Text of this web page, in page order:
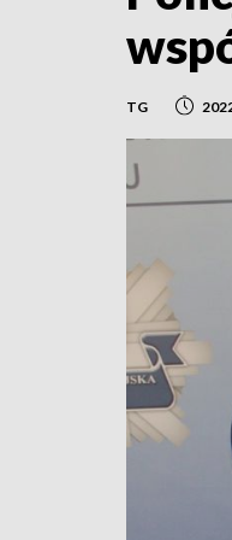
TG